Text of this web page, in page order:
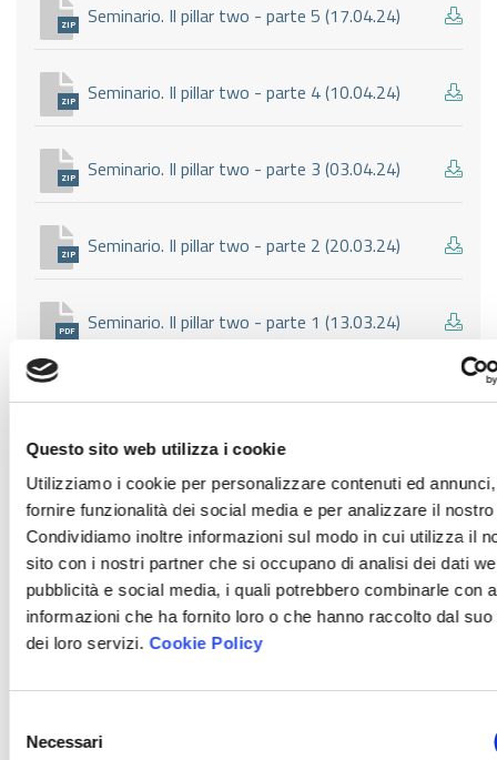
Questo sito web utilizza i cookie
Utilizziamo i cookie per personalizzare contenuti ed
fornire funzionalità dei social media e per analizzare il
Condividiamo inoltre informazioni sul modo in cui utilizza il
sito con i nostri partner che si occupano di analisi dei dati
pubblicità e social media, i quali potrebbero combinarle con
informazioni che ha fornito loro o che hanno raccolto dal
dei loro servizi. Cookie Policy
delNecessari
ZIP Seminario. Il pillar two - parte 5 (17.04.24)
ZIP Seminario. Il pillar two - parte 4 (10.04.24)
ZIP Seminario. Il pillar two - parte 3 (03.04.24)
ZIP Seminario. Il pillar two - parte 2 (20.03.24)
PDF Seminario. Il pillar two - parte 1 (13.03.24)
Download:
ZIP
Seminario Le operazioni di import-export in
ambito doganale e nell’imposizione indiretta -
parte 2 di 2 (18.03.24)
ZIP
Seminario Le operazioni di import-export in